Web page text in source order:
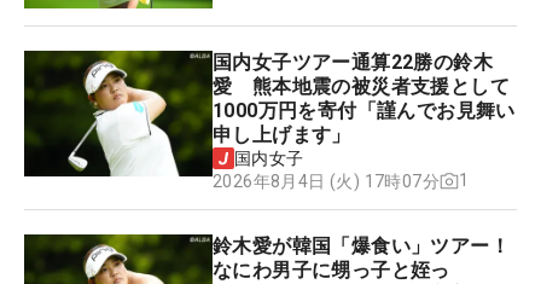
国内女子ツアー通算22勝の鈴木
愛 熊本地震の被災者支援として
1000万円を寄付「謹んでお見舞い
申し上げます」
国内女子
2026年8月4日 (火) 17時07分
1
鈴木愛が韓国「爆食い」ツアー！
なにわ男子に甥っ子と姪っ